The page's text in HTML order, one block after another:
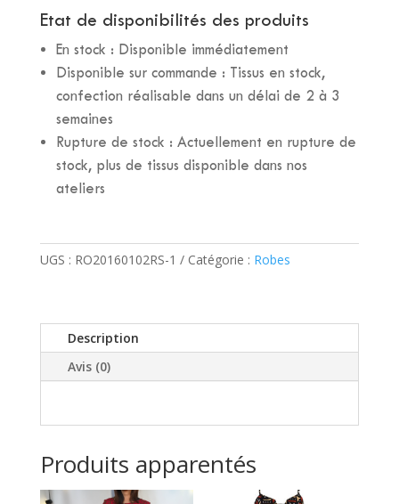
ANGY
NOIRE
Etat de disponibilités des produits
En stock : Disponible immédiatement
Disponible sur commande : Tissus en stock,
confection réalisable dans un délai de 2 à 3
semaines
Rupture de stock : Actuellement en rupture de
stock, plus de tissus disponible dans nos
ateliers
UGS : RO20160102RS-1 Catégorie : Robes
Description
Avis (0)
Produits apparentés